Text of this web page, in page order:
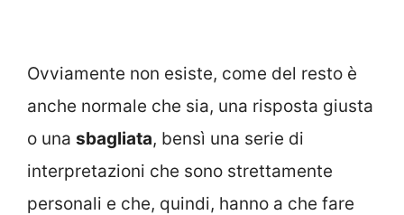
Ovviamente non esiste, come del resto è
anche normale che sia, una risposta giusta
o una sbagliata, bensì una serie di
interpretazioni che sono strettamente
personali e che, quindi, hanno a che fare